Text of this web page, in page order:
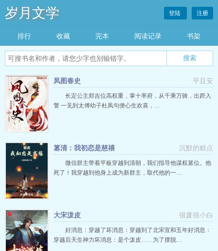
岁月文学 登陆 注册
排行 收藏 完本 阅读记录 书架
平且安
凤图春史
长定公主郑吉位高权重，掌十率府，从千乘万骑，出跸入
警 一见到太傅幼子杜凤句便心生欢喜，…
沉默的糕点
篡清：我初恋是慈禧
微信群主带着平板穿越到清朝，我们指导他谋权篡位。他
死了！我穿越到他身上成为新群主，取代他的一…
很废很小白
大宋泼皮
好消息：穿越了坏消息：穿越到了北宋宣和五年好消息：
穿越后天生神力坏消息：是个泼皮……为了摆脱…